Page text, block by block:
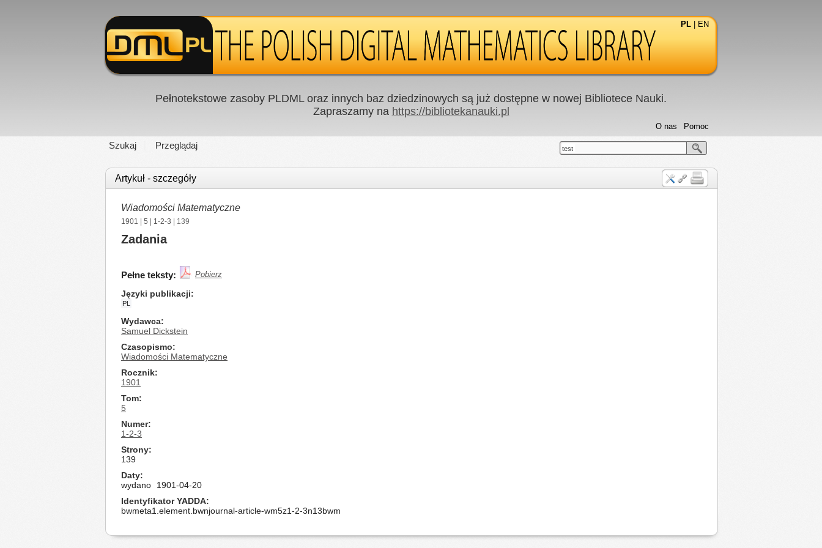
PL EN
Pełnotekstowe zasoby PLDML oraz innych baz dziedzinowych są już dostępne w nowej Bibliotece Nauki.
Zapraszamy na https://bibliotekanauki.pl
Szukaj Przeglądaj
Pomoc
O nas
test
Artykuł - szczegóły
Wiadomości Matematyczne
1901 5 1-2-3 | 139
Zadania
Pełne teksty: Pobierz
Języki publikacji
PL
Wydawca
Samuel Dickstein
Czasopismo
Wiadomości Matematyczne
Rocznik
1901
Tom
5
Numer
1-2-3
Strony
139
Daty
wydano
1901-04-20
Identyfikator YADDA
bwmeta1.element.bwnjournal-article-wm5z1-2-3n13bwm